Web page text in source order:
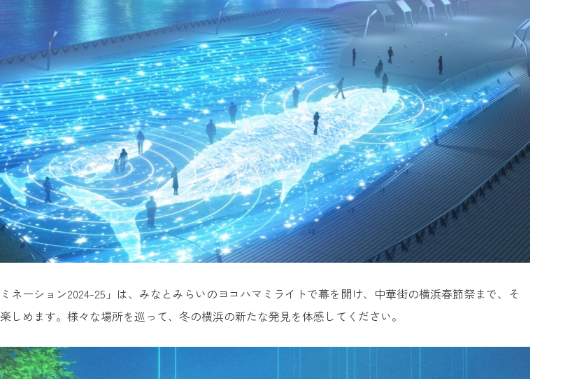
ネーション2024-25」は、みなとみらいのヨコハマミライトで幕を開け、中華街の横浜春節祭まで、そ
しめます。様々な場所を巡って、冬の横浜の新たな発見を体感してください。